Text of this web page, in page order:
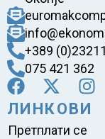
+389
075 421 362
ЛИНКОВИ
Претплати се